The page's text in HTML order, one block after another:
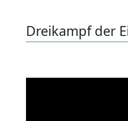
Dreikampf der